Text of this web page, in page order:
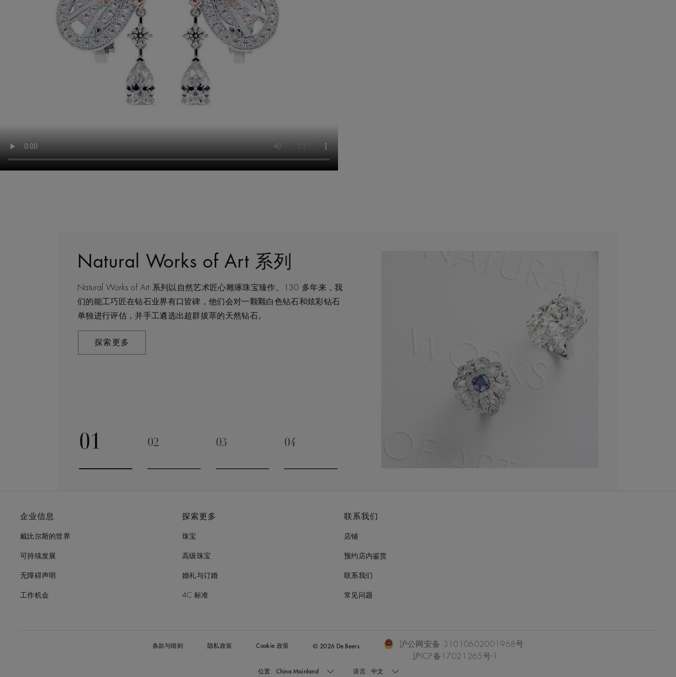
Natural Works of Art 系列
Natural Works of Art 系列以自然艺术匠心雕琢珠宝臻作。130 多年来，我
们的能工巧匠在钻石业界有口皆碑，他们会对一颗颗白色钻石和炫彩钻石
单独进行评估，并手工遴选出超群拔萃的天然钻石。
探索更多
钻石珠宝艺术
作为开创钻石珠宝艺术的先行者，我们占据得天独厚的优势，可监管和把
控珠宝制作的整个过程，从钻石原钻的挖掘与开采，到蜕变为传世珍宝的
瞬间。我们潜心探索并捕捉大自然稀世奇珍的璀璨魅力，运用精湛匠艺制
作非凡的珠宝来纪念一生中亲密动人的时刻和特殊场合。这一旅程通过严
苛的标准和无出其右的专业知识驱动，同时承袭品牌深厚的传统来打造值
守护永恒
我们每一天都在亲眼见证天然钻石的弥足珍贵，不仅仅是佩戴者，而是在
这一旅程中与钻石有过交集的所有人。正因如此我们致力于确保每一颗发
掘的钻石都能为开采当地的民众和环境带来持久的积极影响。我们将这个
承诺称为“守护永恒”，这也是我们一切行动的核心出发点。
探索更多
客户服务
无论是线上购物或线下实体店，我们始终致力于为您提供个性化的购物体
验。安排店内或线上预约，通过私人咨询获得专家帮助和指导。
01
Go to slide 1
02 03 04
企业信息
戴比尔斯的世界
可持续发展
无障碍声明
工作机会
探索更多
珠宝
高级珠宝
婚礼与订婚
4C 标准
联系我们
店铺
预约店内鉴赏
联系我们
常见问题
条款与细则 隐私政策 Cookie 政策 © 2026 De Beers
沪公网安备 31010602001968号
沪ICP备17021265号-1
位置: China Mainland 语言: 中文